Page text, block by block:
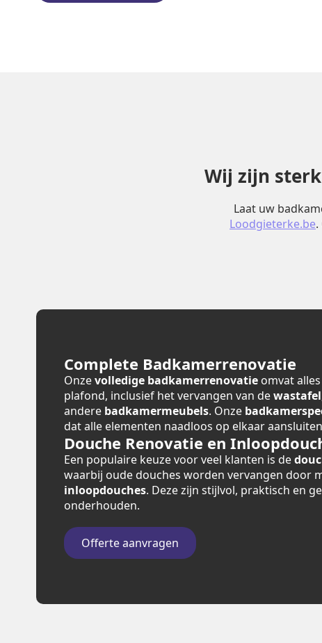
Wij zijn
Laat uw
Loodgieterke.be
Complete Badkamerrenovatie
Onzevolledige badkamerrenovatie omvat
plafond, inclusief het vervangen van dewastafel
andere badkamermeubels. Onze
dat alle elementen naadloos op elkaar
Douche Renovatie en
Een populaire keuze voor veel klanten is de
waarbij oude douches worden vervangen door
inloopdouches. Deze zijn stijlvol, praktisch en
onderhouden.
Offerte aanvragen